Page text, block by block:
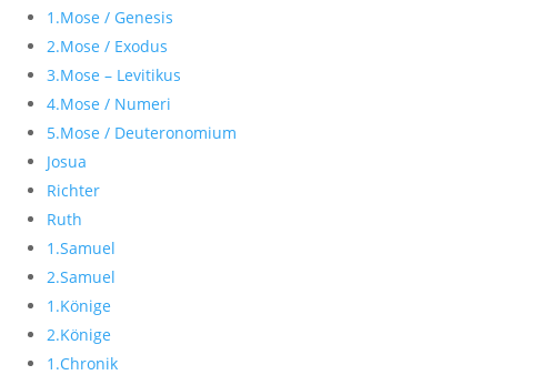
1.Mose / Genesis
2.Mose / Exodus
3.Mose – Levitikus
4.Mose / Numeri
5.Mose / Deuteronomium
Josua
Richter
Ruth
1.Samuel
2.Samuel
1.Könige
2.Könige
1.Chronik